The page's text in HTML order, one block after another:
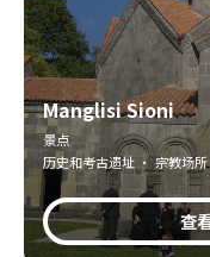
Manglisi Sioni
景点
历史和考古遗址 · 宗教场所
查